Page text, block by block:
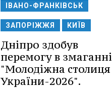
ІВАНО-ФРАНКІВСЬК
ЗАПОРІЖЖЯ КИЇВ
Дніпро здобув
перемогу в змаганні
"Молодіжна столиця
України-2026".